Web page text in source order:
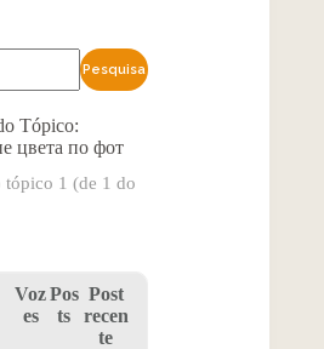
Tópico:
цвета по фот
tópico 1 (de 1 do
Voz
es
Pos
ts
Post
recen
te